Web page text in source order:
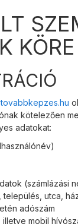
KÖRE
kötelezően
adatokat:
(számlázási
település, utca,
adószám
mobil